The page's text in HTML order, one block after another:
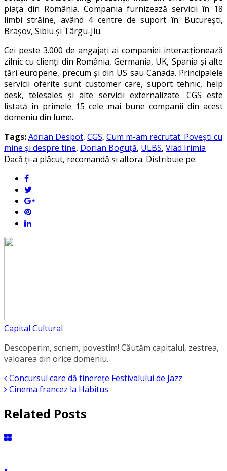
piața din România. Compania furnizează servicii în 18
limbi străine, având 4 centre de suport în: București,
Brașov, Sibiu și Târgu-Jiu.
Cei peste 3.000 de angajați ai companiei interacționează
zilnic cu clienți din România, Germania, UK, Spania și alte
țări europene, precum și din US sau Canada. Principalele
servicii oferite sunt customer care, suport tehnic, help
desk, telesales și alte servicii externalizate. CGS este
listată în primele 15 cele mai bune companii din acest
domeniu din lume.
Tags:Adrian Despot, CGS, Cum m-am recrutat. Povești cu
mine și despre tine, Dorian Boguță, ULBS, Vlad Irimia
Dacă ți-a plăcut, recomandă și altora. Distribuie pe:
Capital Cultural
Descoperim, scriem, povestim! Căutăm capitalul, zestrea,
valoarea din orice domeniu.
Concursul care dă tinerețe Festivalului de Jazz
Cinema francez la Habitus
Related Posts